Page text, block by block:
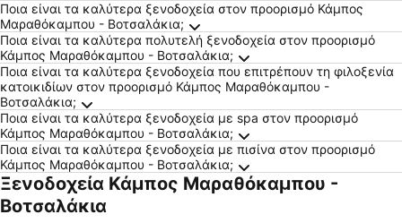
Ποια είναι τα καλύτερα ξενοδοχεία στον προορισμό Κάμπος
Μαραθόκαμπου - Βοτσαλάκια;
Ποια είναι τα καλύτερα πολυτελή ξενοδοχεία στον προορισμό
Κάμπος Μαραθόκαμπου - Βοτσαλάκια;
Ποια είναι τα καλύτερα ξενοδοχεία που επιτρέπουν τη φιλοξενία
κατοικιδίων στον προορισμό Κάμπος Μαραθόκαμπου -
Βοτσαλάκια;
Ποια είναι τα καλύτερα ξενοδοχεία με spa στον προορισμό
Κάμπος Μαραθόκαμπου - Βοτσαλάκια;
Ποια είναι τα καλύτερα ξενοδοχεία με πισίνα στον προορισμό
Κάμπος Μαραθόκαμπου - Βοτσαλάκια;
Ξενοδοχεία Κάμπος Μαραθόκαμπου -
Βοτσαλάκια